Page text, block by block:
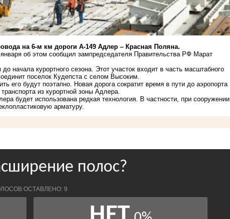
на 6-м км дороги А-149 Адлер – Красная Поляна.
об этом сообщил зампредседателя Правительства РФ Марат
начала курортного сезона. Этот участок входит в часть масштабного
поселок Кудепста с селом Высоким.
его будут поэтапно. Новая дорога сократит время в пути до аэропорта
из курортной зоны Адлера.
будет использована редкая технология.
В частности, при сооружении
арматуру.